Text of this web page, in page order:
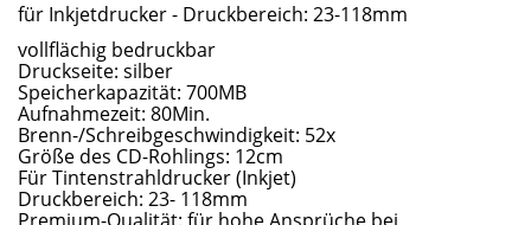
für Inkjetdrucker - Druckbereich: 23-118mm
vollflächig bedruckbar
Druckseite: silber
Speicherkapazität: 700MB
Aufnahmezeit: 80Min.
Brenn-/Schreibgeschwindigkeit: 52x
Größe des CD-Rohlings: 12cm
Für Tintenstrahldrucker (Inkjet)
Druckbereich: 23- 118mm